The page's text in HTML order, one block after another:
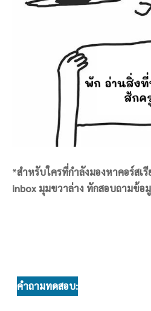
*สำหรับใครที่กำลังมองหาคอร์สเ
inbox มุมขวาล่าง ทักสอบถามข้อ
คำถามทดสอบ: